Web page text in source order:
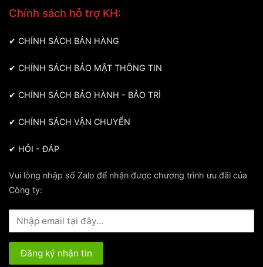
Chính sách hỗ trợ KH:
✔ CHÍNH SÁCH BÁN HÀNG
✔ CHÍNH SÁCH BẢO MẬT THÔNG TIN
✔ CHÍNH SÁCH BẢO HÀNH - BẢO TRÌ
✔ CHÍNH SÁCH VẬN CHUYỂN
✔ HỎI - ĐÁP
Vui lòng nhập số Zalo để nhận được chương trình ưu đãi của
Công ty: